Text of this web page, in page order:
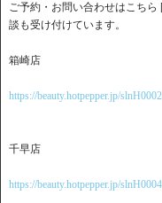
ご予約・お問い合わせはこち
談も受け付けています。
箱崎店
https://beauty.hotpepper.jp/
千早店
https://beauty.hotpepper.jp/